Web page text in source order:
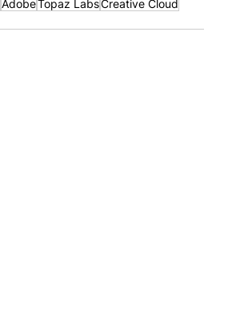
AdobeTopaz LabsCreative Cloud